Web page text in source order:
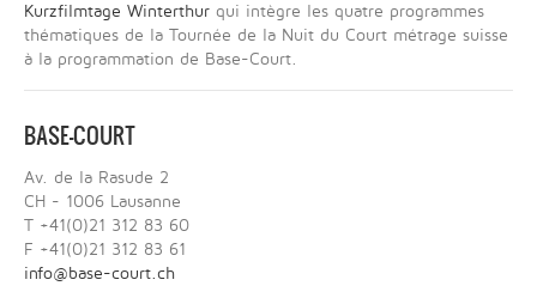
Kurzfilmtage Winterthur qui intègre les quatre programmes
thématiques de la Tournée de la Nuit du Court métrage suisse
à la programmation de Base-Court.
BASE-COURT
Av. de la Rasude 2
CH - 1006 Lausanne
T +41(0)21 312 83 60
F +41(0)21 312 83 61
info@base-court.ch